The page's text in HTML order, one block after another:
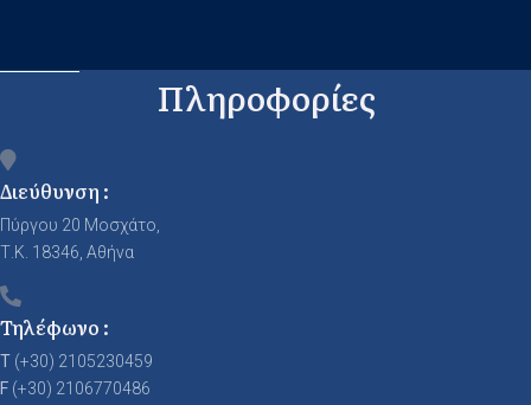
Πληροφορίες
Διεύθυνση :
Πύργου 20 Μοσχάτο,
Τ.Κ. 18346, Αθήνα
Τηλέφωνο :
T (+30) 2105230459
F (+30) 2106770486